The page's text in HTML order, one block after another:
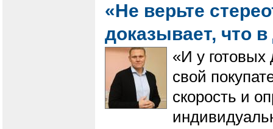
«Не верьте
доказывает, что
«И у готовых
свой
скорость и